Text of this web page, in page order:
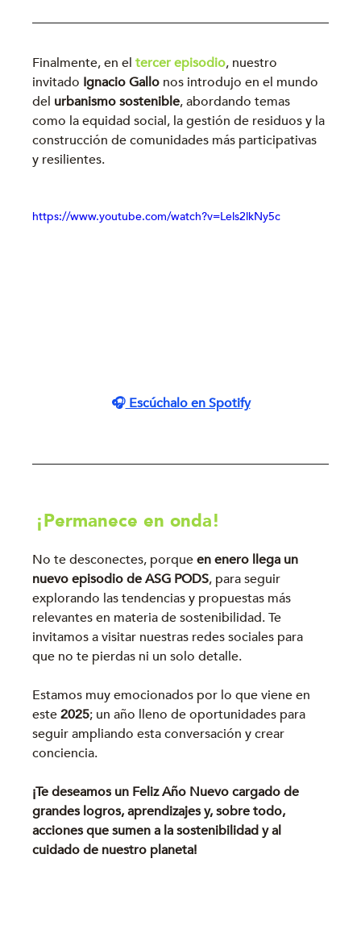
Finalmente, en el tercer episodio, nuestro
invitado Ignacio Gallo nos introdujo en el mundo
del urbanismo sostenible, abordando temas
como la equidad social, la gestión de residuos y la
construcción de comunidades más participativas
y resilientes.
https://www.youtube.com/watch?v=Lels2lkNy5c
🎧 Escúchalo en Spotify
¡Permanece en onda!
No te desconectes, porque en enero llega un
nuevo episodio de ASG PODS, para seguir
explorando las tendencias y propuestas más
relevantes en materia de sostenibilidad. Te
invitamos a visitar nuestras redes sociales para
que no te pierdas ni un solo detalle.
Estamos muy emocionados por lo que viene en
este 2025; un año lleno de oportunidades para
seguir ampliando esta conversación y crear
conciencia.
¡Te deseamos un Feliz Año Nuevo cargado de
grandes logros, aprendizajes y, sobre todo,
acciones que sumen a la sostenibilidad y al
cuidado de nuestro planeta!